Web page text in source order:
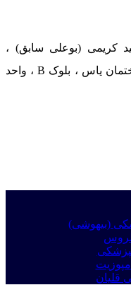
کریمی (بوعلی سابق) ،
نرسیده به چهار راه اسدی ، پلاک ۲ ساختمان یاس ، بلوک B ، واحد
(بیهوشی)
قلیان